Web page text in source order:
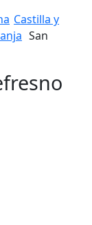
Castilla y
San